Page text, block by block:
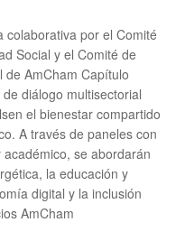
colaborativa por el Comité
Social y el Comité de
de AmCham Capítulo
diálogo multisectorial
el bienestar compartido
A través de paneles con
se abordarán
la educación y
digital y la inclusión
AmCham